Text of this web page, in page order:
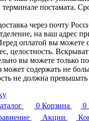
терминале постамата.
через почту
на ваш адрес
оплатой вы можете
целостность.
вы можете только
может содержать не
не должна превышать
0 Корзина 0
Акции